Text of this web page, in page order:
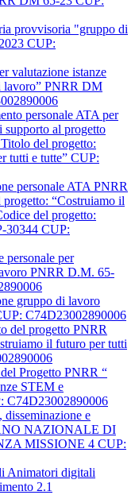
provvisoria "gruppo di
CUP:
valutazione istanze
lavoro” PNRR DM
personale ATA per
al progetto
del progetto:
tutti e tutte” CUP:
personale ATA PNRR
“Costruiamo il
del progetto:
30344 CUP:
personale per
PNRR D.M. 65-
gruppo di lavoro
C74D23002890006
del progetto PNRR
il futuro per tutti
Progetto PNRR “
STEM e
C74D23002890006
e
NAZIONALE DI
MISSIONE 4 CUP:
Animatori digitali
2.1